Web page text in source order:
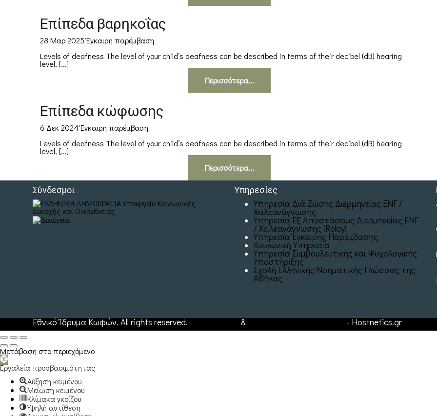
Επίπεδα βαρηκοΐας
28 Μαρ 2025 Έγκαιρη παρέμβαση
Levels of deafness The level of your child’s deafness can be described in terms of their decibel (dB) hearing
level, [...]
Περισσότερα...
Επίπεδα κώφωσης
6 Δεκ 2024 Έγκαιρη παρέμβαση
Levels of deafness The level of your child’s deafness can be described in terms of their decibel (dB) hearing
level, [...]
Περισσότερα...
Σύνδεσμοι Υπηρεσίες
Υπηρεσία Διά Ζώσης Διερμηνείας ΕΝΓ /
Χειλεανάγνωσης
Υπηρεσία Εξ Αποστάσεως Διερμηνείας ΕΝΓ
/ Χειλεανάγνωσης (Relay)
Υπηρεσία Έγκαιρης Παρέμβασης
Κοινωνική Υπηρεσία
Υπηρεσία Συμβουλευτικής και Ψυχολογικής
Υποστήριξης
Σχολή Ελληνικής Νοηματικής Γλώσσας της
Αθήνας
Εθνικό Ίδρυμα Κωφών. All rights reserved.Web Hosting&Υποστήριξη Ιστοσελίδων- Hostnetics.gr
Μετάβαση στο περιεχόμενο
Ανοίξτε
τη
γραμμή
εργαλείων
Εργαλεία προσβασιμότητας
Αύξηση κειμένου
Μείωση κειμένου
Κλίμακα γκρίζου
Υψηλή αντίθεση